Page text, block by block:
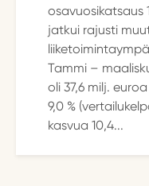
osavuosikatsaus
jatkui rajusti
Tammi –
oli 37,6 milj.
9,0 %
kasvua 10,4...